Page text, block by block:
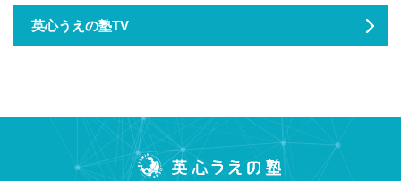
英心うえの塾TV